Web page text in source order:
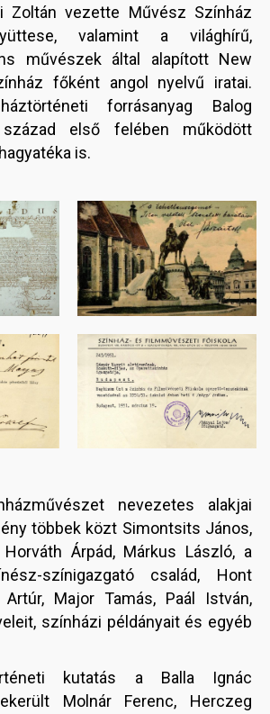
Zoltán vezette Művész Színház
valamint a világhírű,
művészek által alapított New
főként angol nyelvű iratai.
forrásanyag Balog
első felében működött
is.
Image
Image
nevezetes alakjai
többek közt Simontsits János,
Horváth Árpád, Márkus László, a
színigazgató család, Hont
Artúr, Major Tamás, Paál István,
színházi példányait és egyéb
kutatás a Balla Ignác
Molnár Ferenc, Herczeg